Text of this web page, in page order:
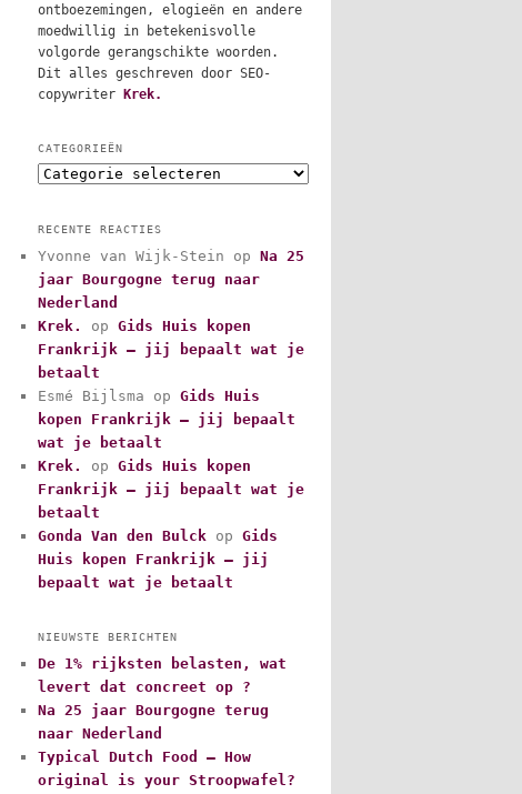
ontboezemingen, elogieën en andere
moedwillig in betekenisvolle
volgorde gerangschikte woorden.
Dit alles geschreven door SEO-
copywriter Krek.
CATEGORIEËN
C
e
g
o
r
i
e
ë
RECENTE REACTIES
Yvonne van Wijk-Stein op Na 25
jaar Bourgogne terug naar
Nederland
Krek.
op Gids Huis kopen
Frankrijk – jij bepaalt wat je
betaalt
Esmé Bijlsma op Gids Huis
kopen Frankrijk – jij bepaalt
wat je betaalt
Krek.
op Gids Huis kopen
Frankrijk – jij bepaalt wat je
betaalt
Gonda Van den Bulck op Gids
Huis kopen Frankrijk – jij
bepaalt wat je betaalt
NIEUWSTE BERICHTEN
De 1% rijksten belasten, wat
levert dat concreet op ?
Na 25 jaar Bourgogne terug
naar Nederland
Typical Dutch Food – How
original is your Stroopwafel?